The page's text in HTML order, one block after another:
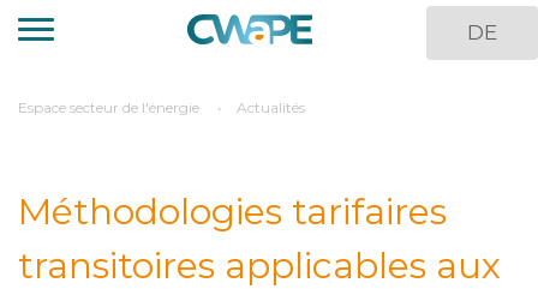
Aller
au
principal
DE
You
Espace secteur de l'énergie Actualités
Méthodologies tarifaires
transitoires applicables aux